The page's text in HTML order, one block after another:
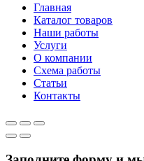
Главная
Каталог товаров
Наши работы
Услуги
О компании
Схема работы
Статьи
Контакты